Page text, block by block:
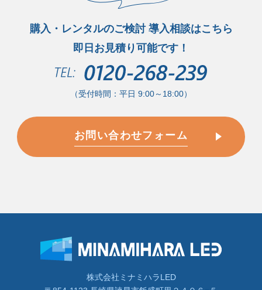
購入・レンタルのご検討 導入相談はこちら
即日お見積り可能です！
（受付時間：平日 9:00～18:00）
お問い合わせフォーム
株式会社ミナミハラLED